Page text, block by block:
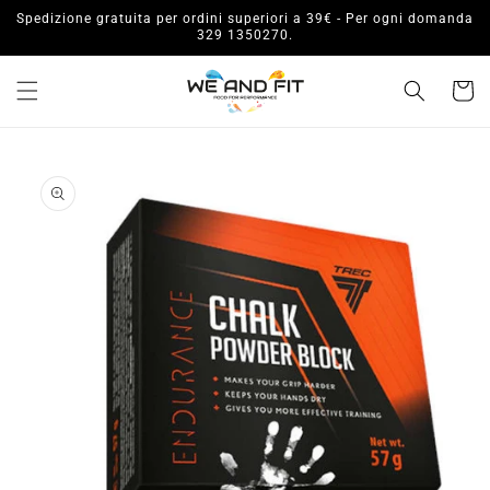
direttamente
Spedizione gratuita per ordini superiori a 39€ - Per ogni domanda
329 1350270.
Carrello
informazioni
sul prodotto